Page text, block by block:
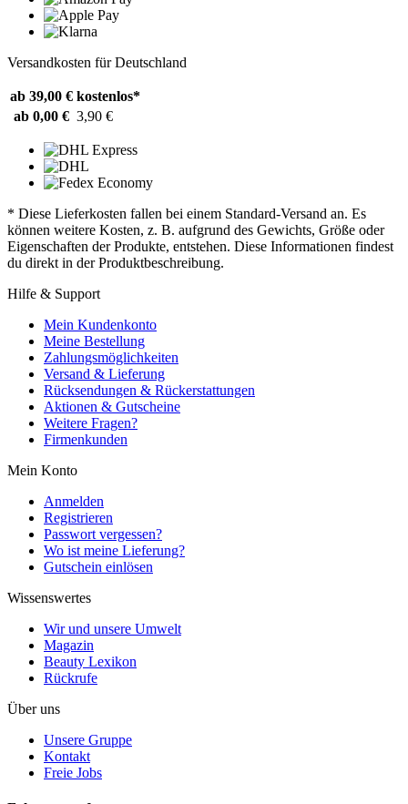
Versandkosten für Deutschland
ab 39,00 € kostenlos*
ab 0,00 € 3,90 €
* Diese Lieferkosten fallen bei einem Standard-Versand an. Es
können weitere Kosten, z. B. aufgrund des Gewichts, Größe oder
Eigenschaften der Produkte, entstehen. Diese Informationen findest
du direkt in der Produktbeschreibung.
Hilfe & Support
Mein Kundenkonto
Meine Bestellung
Zahlungsmöglichkeiten
Versand & Lieferung
Rücksendungen & Rückerstattungen
Aktionen & Gutscheine
Weitere Fragen?
Firmenkunden
Mein Konto
Anmelden
Registrieren
Passwort vergessen?
Wo ist meine Lieferung?
Gutschein einlösen
Wissenswertes
Wir und unsere Umwelt
Magazin
Beauty Lexikon
Rückrufe
Über uns
Unsere Gruppe
Kontakt
Freie Jobs